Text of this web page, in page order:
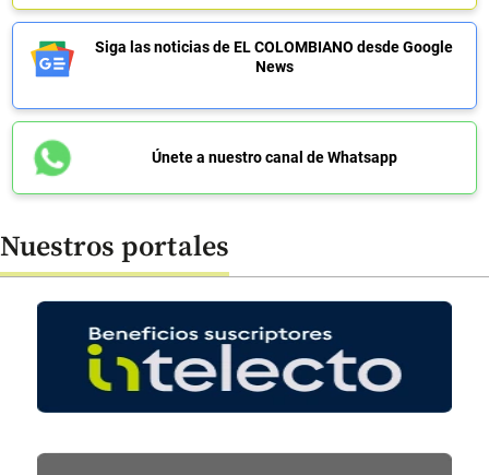
Siga las noticias de EL COLOMBIANO desde Google
News
Únete a nuestro canal de Whatsapp
Nuestros portales